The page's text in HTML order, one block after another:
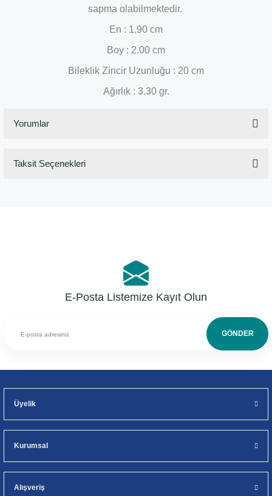
sapma olabilmektedir.
En : 1.90 cm
Boy : 2.00 cm
Bileklik Zincir Uzunluğu : 20 cm
Ağırlık : 3.30 gr.
Yorumlar
Taksit Seçenekleri
E-Posta Listemize Kayıt Olun
GÖNDER
Üyelik
Kurumsal
Alışveriş